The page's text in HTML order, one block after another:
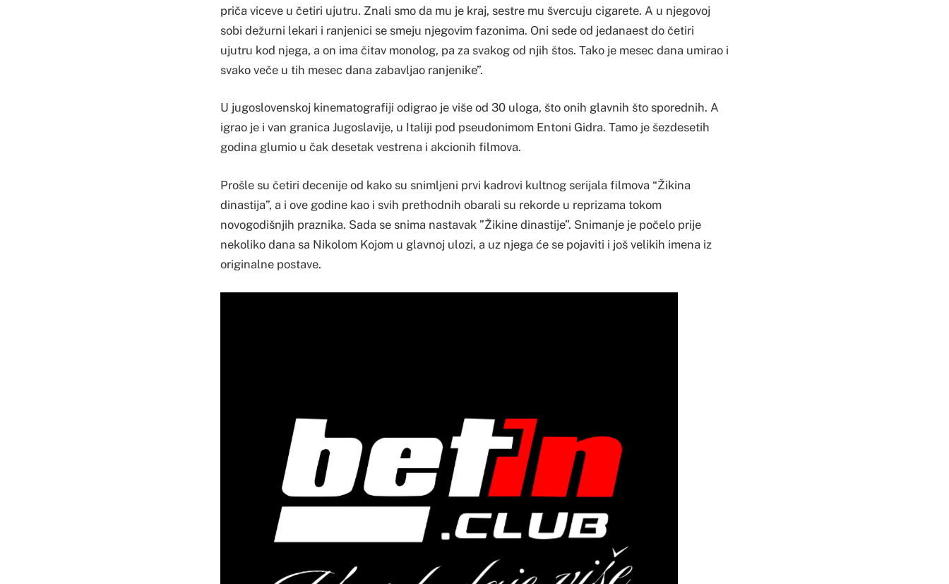
priča viceve u četiri ujutru. Znali smo da mu je kraj, sestre mu švercuju cigarete. A u njegovoj
sobi dežurni lekari i ranjenici se smeju njegovim fazonima. Oni sede od jedanaest do četiri
ujutru kod njega, a on ima čitav monolog, pa za svakog od njih štos. Tako je mesec dana umirao i
svako veče u tih mesec dana zabavljao ranjenike”.
U jugoslovenskoj kinematografiji odigrao je više od 30 uloga, što onih glavnih što sporednih. A
igrao je i van granica Jugoslavije, u Italiji pod pseudonimom Entoni Gidra. Tamo je šezdesetih
godina glumio u čak desetak vestrena i akcionih filmova.
Prošle su četiri decenije od kako su snimljeni prvi kadrovi kultnog serijala filmova “Žikina
dinastija”, a i ove godine kao i svih prethodnih obarali su rekorde u reprizama tokom
novogodišnjih praznika. Sada se snima nastavak ”Žikine dinastije”. Snimanje je počelo prije
nekoliko dana sa Nikolom Kojom u glavnoj ulozi, a uz njega će se pojaviti i još velikih imena iz
originalne postave.